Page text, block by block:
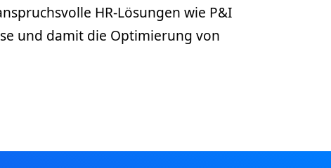
HR-Lösungen wie P&I
und damit die Optimierung von